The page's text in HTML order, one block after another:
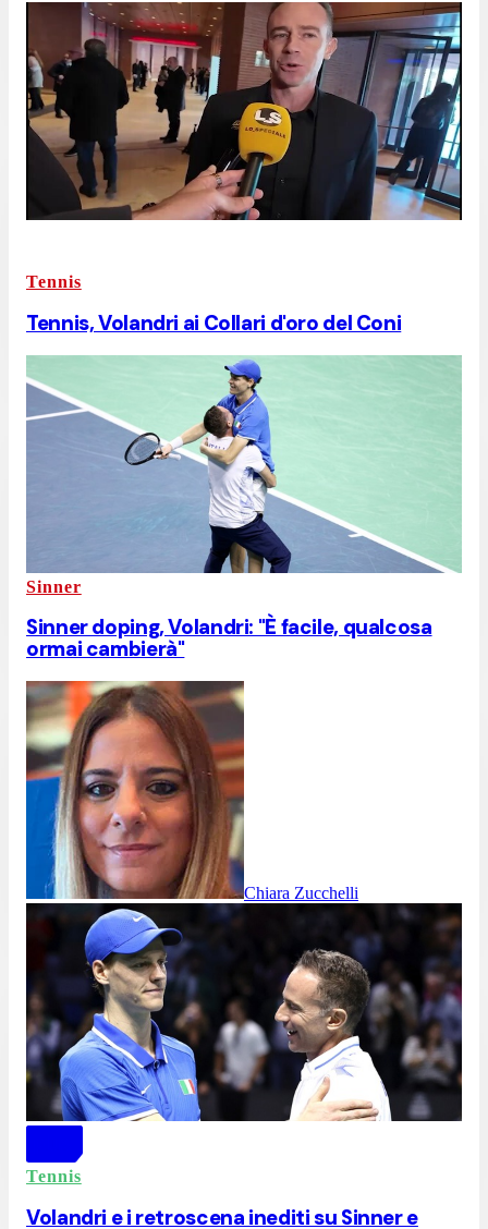
Tennis
Tennis, Volandri ai Collari d'oro del Coni
Sinner
Sinner doping, Volandri: "È facile, qualcosa
ormai cambierà"
Chiara Zucchelli
Tennis
Volandri e i retroscena inediti su Sinner e